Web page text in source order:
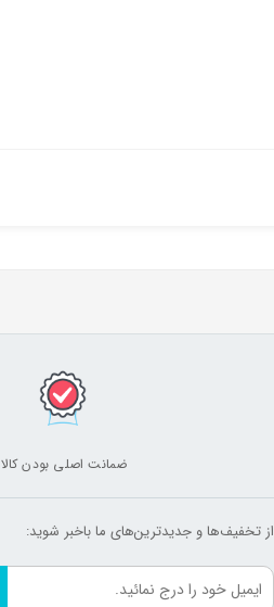
ضمانت اصلی بودن کالا
از تخفیف‌ها و جدیدترین‌های ما‌ باخبر شوید: